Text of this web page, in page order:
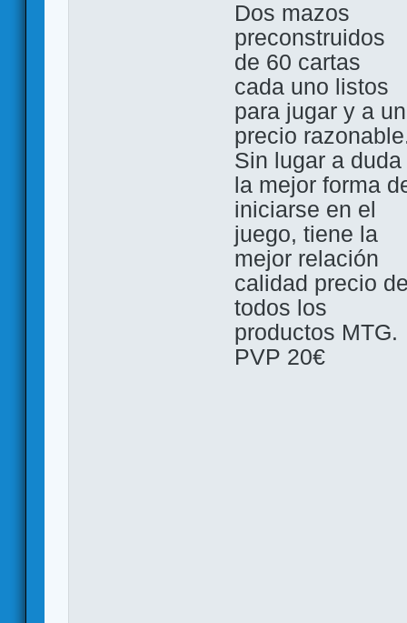
Dos mazos
preconstruidos
de 60 cartas
cada uno listos
para jugar y a un
precio
Sin lugar a duda
la mejor forma
iniciarse en el
juego, tiene la
mejor relación
calidad precio
todos los
productos MTG.
PVP 20€